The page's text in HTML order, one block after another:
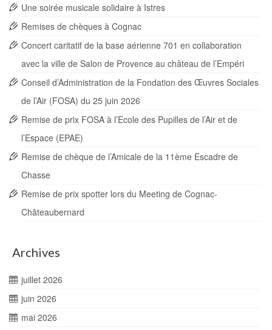
Une soirée musicale solidaire à Istres
Remises de chèques à Cognac
Concert caritatif de la base aérienne 701 en collaboration
avec la ville de Salon de Provence au château de l’Empéri
Conseil d’Administration de la Fondation des Œuvres Sociales
de l’Air (FOSA) du 25 juin 2026
Remise de prix FOSA à l’Ecole des Pupilles de l’Air et de
l’Espace (EPAE)
Remise de chèque de l’Amicale de la 11ème Escadre de
Chasse
Remise de prix spotter lors du Meeting de Cognac-
Châteaubernard
Archives
juillet 2026
juin 2026
mai 2026